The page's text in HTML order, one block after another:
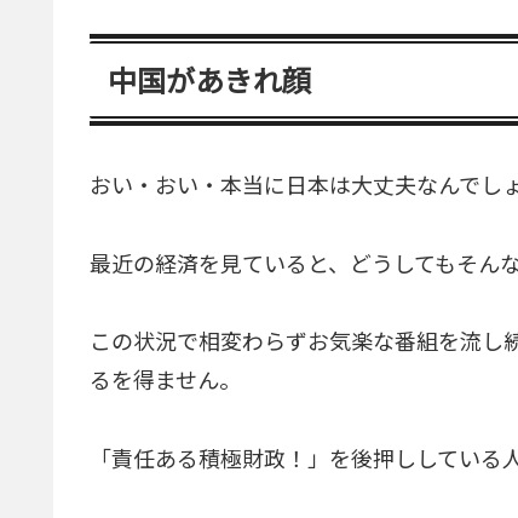
中国があきれ顔
おい・おい・本当に日本は大丈夫なんでし
最近の経済を見ていると、どうしてもそん
この状況で相変わらずお気楽な番組を流
るを得ません。
「責任ある積極財政！」を後押ししている